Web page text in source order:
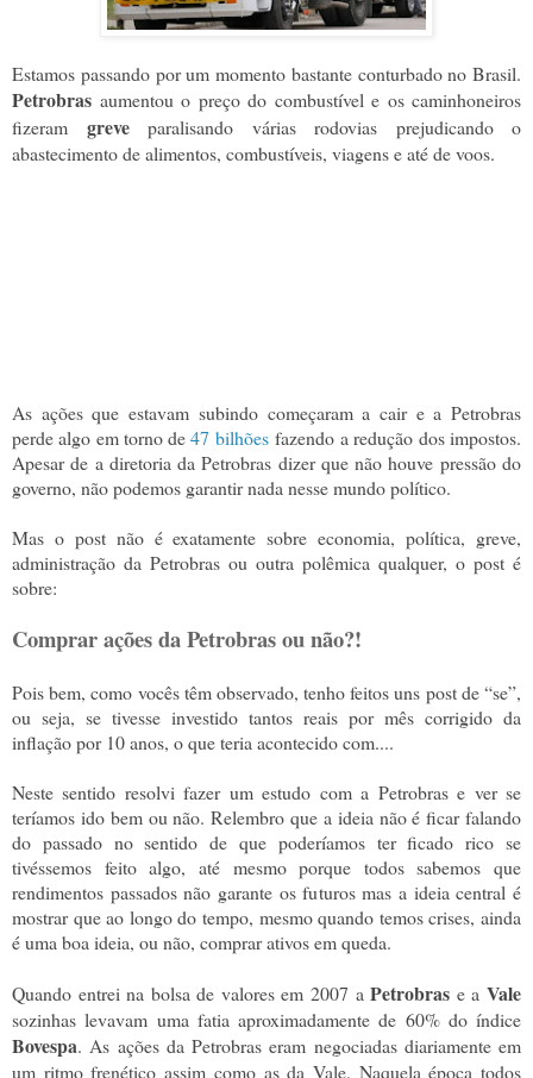
Estamos passando por um momento bastante conturbado no Brasil.
Petrobras aumentou o preço do combustível e os caminhoneiros
fizeram greveparalisando várias rodovias prejudicando o
abastecimento de alimentos, combustíveis, viagens e até de voos.
As ações que estavam subindo começaram a cair e a Petrobras
perde algo em torno de47 bilhões fazendoa redução dos impostos.
Apesar de a diretoria da Petrobras dizer que não houve pressão do
governo, não podemos garantir nada nesse mundo político.
Mas o post não é exatamente sobre economia, política, greve,
administração da Petrobras ou outra polêmica qualquer, o post é
sobre:
Comprar ações da Petrobras ou não?!
Pois bem, como vocês têm observado, tenho feitos uns post de “se”,
ou seja, se tivesse investido tantos reais por mês corrigido da
inflação por 10 anos, o que teria acontecido com....
Neste sentido resolvi fazer um estudo com a Petrobras e ver se
teríamos ido bem ou não. Relembro que a ideia não é ficar falando
do passado no sentido de que poderíamos ter ficado rico se
tivéssemos feito algo, até mesmo porque todos sabemos que
rendimentos passados não garante os futuros mas a ideia central é
mostrar que ao longo do tempo, mesmo quando temos crises, ainda
é uma boa ideia, ou não, comprar ativos em queda.
Quando entrei na bolsa de valores em 2007 aPetrobras e a Vale
sozinhas levavam uma fatia aproximadamente de 60% do índice
Bovespa. As ações da Petrobras eram negociadas diariamente em
um ritmo frenético assim como as da Vale. Naquela época todos